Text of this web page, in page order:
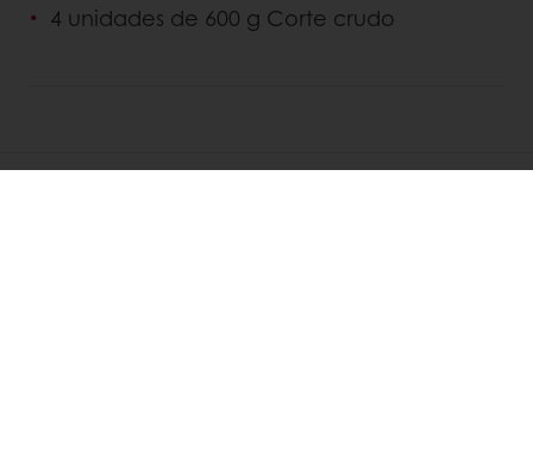
4 unidades de 600 g Corte crudo